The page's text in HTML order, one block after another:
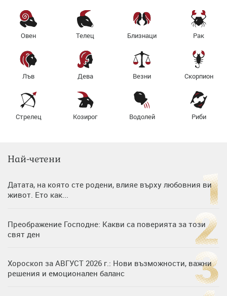
Овен Телец Близнаци Рак
Лъв Дева Везни Скорпион
Стрелец Козирог Водолей Риби
Най-четени
Датата, на която сте родени, влияе върху любовния ви
живот. Ето как...
Преображение Господне: Какви са поверията за този
свят ден
Хороскоп за АВГУСТ 2026 г.: Нови възможности, важни
решения и емоционален баланс